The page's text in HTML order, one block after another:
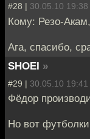
#28 | 30.05.10 19:38
Кому: Резо-Акам,
Ага, спасибо,
SHOEI »
#29 | 30.05.10 19:41
Фёдор
Но вот